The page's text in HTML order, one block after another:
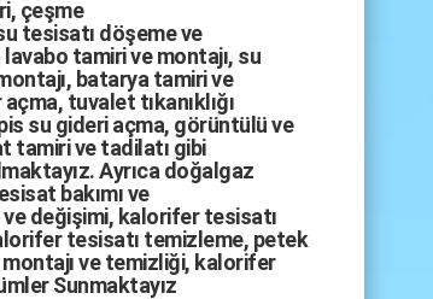
çeşme
tesisatı döşemeve
lavabo tamirivemontajı, su
, batarya tamirive
açma, tuvalet tıkanıklığı
su gideri açma, görüntülü ve
tamirivetadilatı gibi
Ayrıca doğalgaz
bakımıve
ve değişimi, kalorifer tesisatı
tesisatı temizleme, petek
ve temizliği, kalorifer
Sunmaktayız